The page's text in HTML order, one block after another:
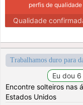
perfis de qualidade
Qualidade
Trabalhamos duro para
Encontre solteiros nas
Estados Unidos